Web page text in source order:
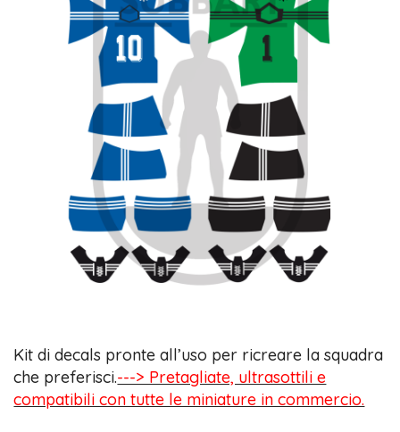
Kit di decals pronte all’uso per ricreare la squadra
che preferisci.---> Pretagliate, ultrasottili e
compatibili con tutte le miniature in commercio.